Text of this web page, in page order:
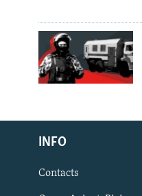
Русский
Українською
QOŞULIÑIZ!
INFO
Contacts